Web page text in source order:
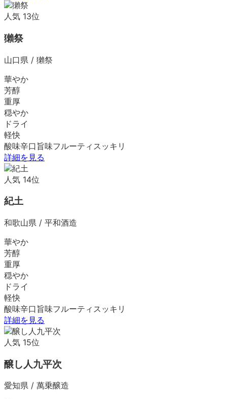
人気 13位
獺祭
山口県 / 獺祭
華やか
芳醇
重厚
穏やか
ドライ
軽快
酸味辛口 旨味フルーティ スッキリ
詳細を見る
人気 14位
紀土
和歌山県 / 平和酒造
華やか
芳醇
重厚
穏やか
ドライ
軽快
酸味辛口 旨味フルーティ スッキリ
詳細を見る
人気 15位
醸し人九平次
愛知県 / 萬乗醸造